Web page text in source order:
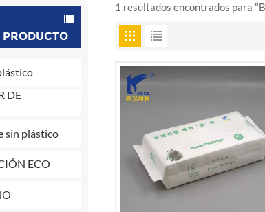
PRODUCTO
DE
sin plástico
ECO
1 resultados encontrados para